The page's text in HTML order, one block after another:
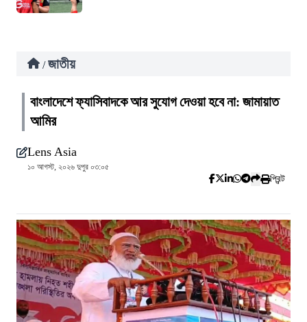
/ জাতীয়
বাংলাদেশে ফ্যাসিবাদকে আর সুযোগ দেওয়া হবে না: জামায়াত
আমির
Lens Asia
১০ আগস্ট, ২০২৬ দুপুর ০৩:০৫
প্রিন্ট